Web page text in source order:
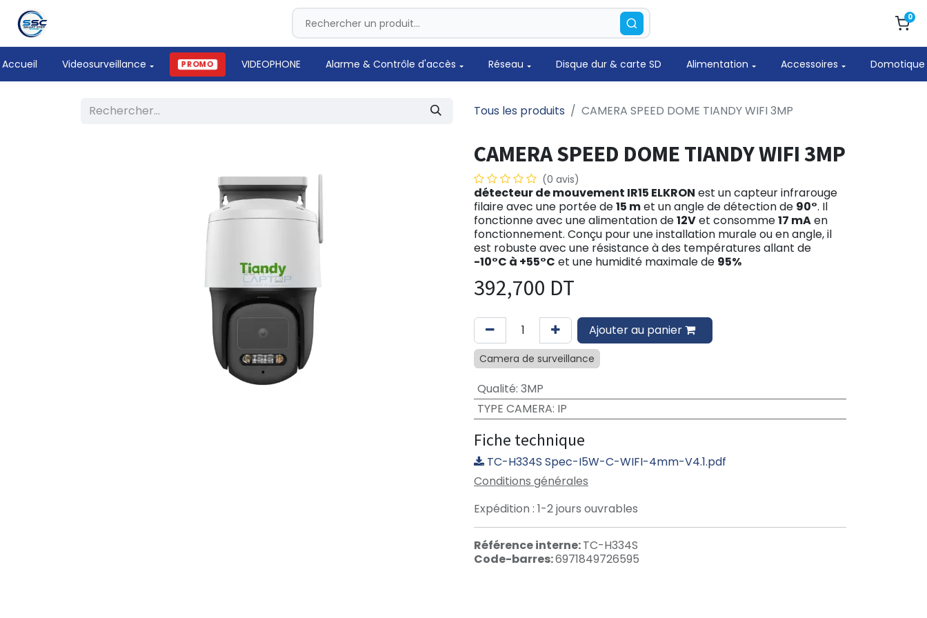
0
Accueil Videosurveillance PROMO VIDEOPHONE Alarme & Contrôle d'accès Réseau Disque dur & carte SD Alimentation Accessoires Domotique
Tous les produits CAMERA SPEED DOME TIANDY WIFI 3MP
CAMERA SPEED DOME TIANDY WIFI 3MP
(0 avis)
détecteur de mouvement IR15 ELKRON est un capteur infrarouge
filaire avec une portée de15 met un angle de détection de 90°. Il
fonctionne avec une alimentation de12Vet consomme17 mAen
fonctionnement. Conçu pour une installation murale ou en angle, il
est robuste avec une résistance à des températures allant de
-10°C à +55°C et une humidité maximale de 95%
392,700 DT
Ajouter au panier
Camera de surveillance
Qualité: 3MP
TYPE CAMERA: IP
Fiche technique
TC-H334S Spec-I5W-C-WIFI-4mm-V4.1.pdf
Conditions générales
Expédition : 1-2 jours ouvrables
Référence interne:TC-H334S
Code-barres:6971849726595